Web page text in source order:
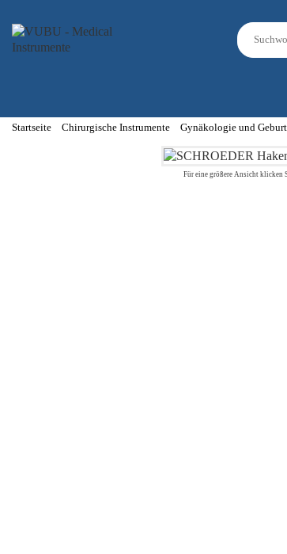
Startseite Chirurgische Instrumente Gynäkologie und
Für eine größere Ansicht klicken